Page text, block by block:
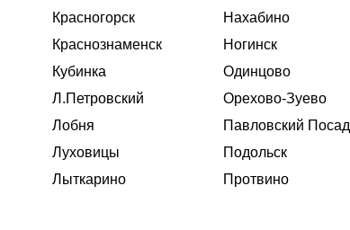
Красногорск
Краснознаменск
Кубинка
Л.Петровский
Лобня
Луховицы
Лыткарино
Нахабино
Ногинск
Одинцово
Орехово-Зуево
Павловский Посад
Подольск
Протвино